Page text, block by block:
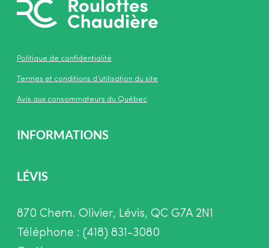
Politique de confidentialité
Termes et conditions d’utilisation du site
Avis aux consommateurs du Québec
INFORMATIONS
LÉVIS
870 Chem. Olivier, Lévis, QC G7A 2N1
Téléphone : (418) 831-3080